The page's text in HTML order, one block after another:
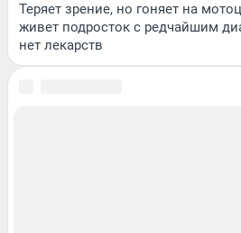
Теряет зрение, но гоняет на
живет подросток с редчайшим
нет лекарств